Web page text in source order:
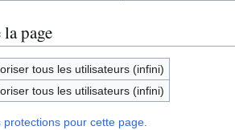
page
tous les utilisateurs (infini)
tous les utilisateurs (infini)
pour cette page.